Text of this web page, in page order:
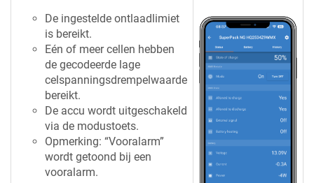
De ingestelde ontlaadlimiet
is bereikt.
Eén of meer cellen hebben
de gecodeerde lage
celspanningsdrempelwaarde
bereikt.
De accu wordt uitgeschakeld
via de modustoets.
Opmerking: “Vooralarm”
wordt getoond bij een
vooralarm.